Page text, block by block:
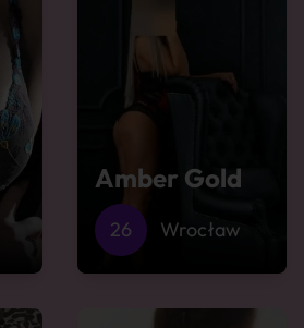
Amber Gold
26 Wrocław